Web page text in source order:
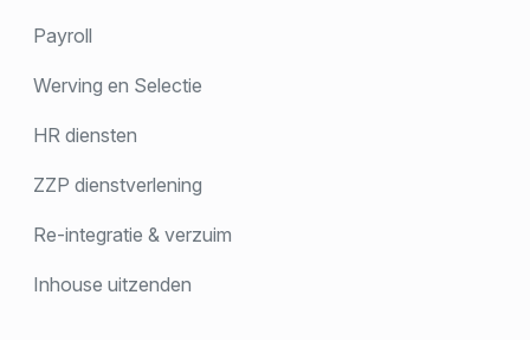
Payroll
Werving en Selectie
HR diensten
ZZP dienstverlening
Re-integratie & verzuim
Inhouse uitzenden